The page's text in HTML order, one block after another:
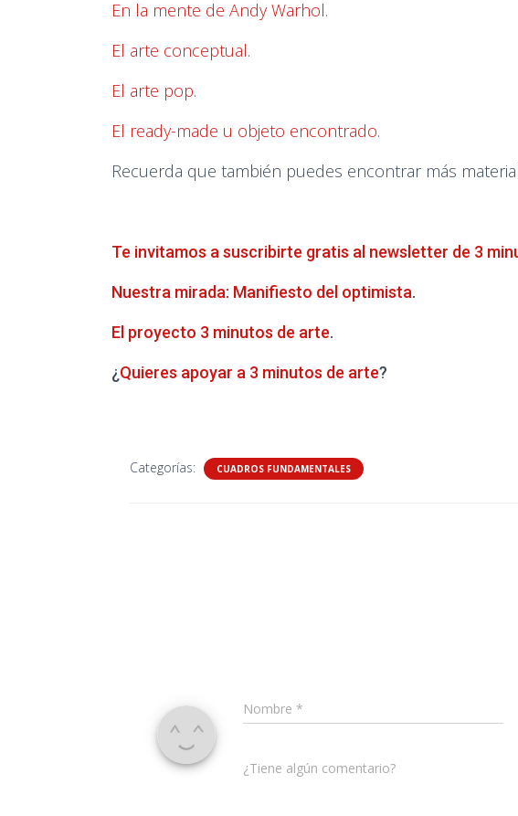
En la mente de Andy Warhol.
El arte conceptual.
El arte pop.
El ready-made u objeto encontrado.
Recuerda que también puedes encontrar más
Te invitamos a suscribirte gratis al newsletter de 3
Nuestra mirada: Manifiesto del optimista.
El proyecto 3 minutos de arte.
¿Quieres apoyar a 3 minutos de arte?
Categorías: CUADROS FUNDAMENTALES
Nombre *
¿Tiene algún comentario?